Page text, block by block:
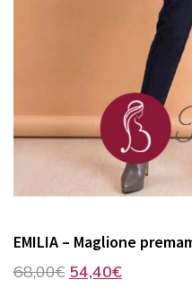
EMILIA – Maglione
68,00€ Il
54,40€Il